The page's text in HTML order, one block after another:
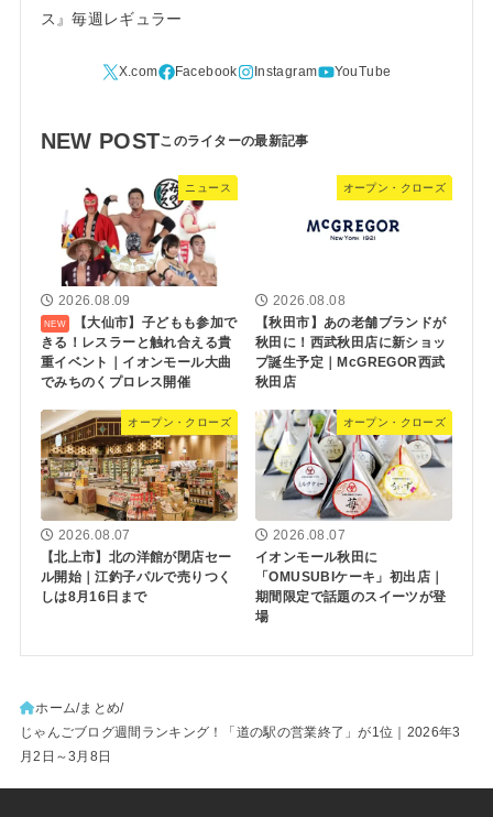
ス』毎週レギュラー
NEW POST
ニュース
2026.08.09
【大仙市】子どもも参加で
きる！レスラーと触れ合える貴
重イベント｜イオンモール大曲
でみちのくプロレス開催
オープン・クローズ
2026.08.08
【秋田市】あの老舗ブランドが
秋田に！西武秋田店に新ショッ
プ誕生予定｜McGREGOR西武
秋田店
オープン・クローズ
2026.08.07
【北上市】北の洋館が閉店セー
ル開始｜江釣子パルで売りつく
しは8月16日まで
オープン・クローズ
2026.08.07
イオンモール秋田に
「OMUSUBIケーキ」初出店｜
期間限定で話題のスイーツが登
場
ホーム まとめ
じゃんごブログ週間ランキング！「道の駅の営業終了」が1位｜2026年3
月2日～3月8日